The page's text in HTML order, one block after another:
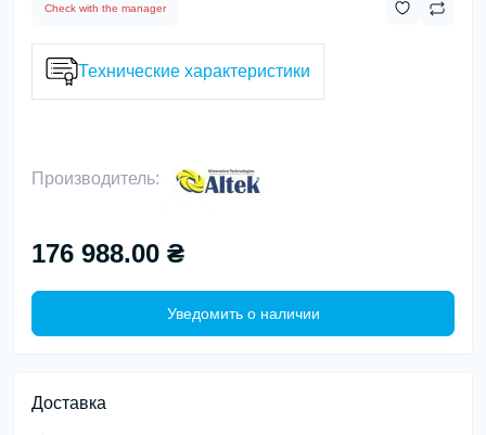
Check with the manager
Технические характеристики
Производитель:
176 988.00 ₴
Уведомить о наличии
Доставка